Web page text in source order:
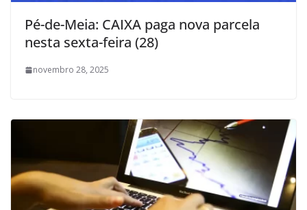
Pé-de-Meia: CAIXA paga nova parcela
nesta sexta-feira (28)
novembro 28, 2025